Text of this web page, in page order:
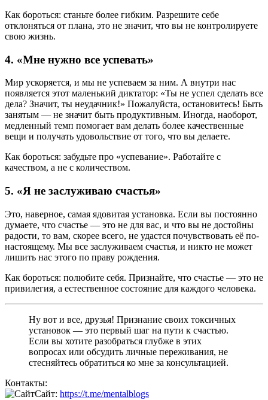
Как бороться: станьте более гибким. Разрешите себе
отклоняться от плана, это не значит, что вы не контролируете
свою жизнь.
4. «Мне нужно все успевать»
Мир ускоряется, и мы не успеваем за ним. А внутри нас
появляется этот маленький диктатор: «Ты не успел сделать все
дела? Значит, ты неудачник!» Пожалуйста, остановитесь! Быть
занятым — не значит быть продуктивным. Иногда, наоборот,
медленный темп помогает вам делать более качественные
вещи и получать удовольствие от того, что вы делаете.
Как бороться: забудьте про «успевание». Работайте с
качеством, а не с количеством.
5. «Я не заслуживаю счастья»
Это, наверное, самая ядовитая установка. Если вы постоянно
думаете, что счастье — это не для вас, и что вы не достойны
радости, то вам, скорее всего, не удастся почувствовать её по-
настоящему. Мы все заслуживаем счастья, и никто не может
лишить нас этого по праву рождения.
Как бороться: полюбите себя. Признайте, что счастье — это не
привилегия, а естественное состояние для каждого человека.
Ну вот и все, друзья! Признание своих токсичных
установок — это первый шаг на пути к счастью.
Если вы хотите разобраться глубже в этих
вопросах или обсудить личные переживания, не
стесняйтесь обратиться ко мне за консультацией.
Контакты:
Сайт: https://t.me/mentalblogs